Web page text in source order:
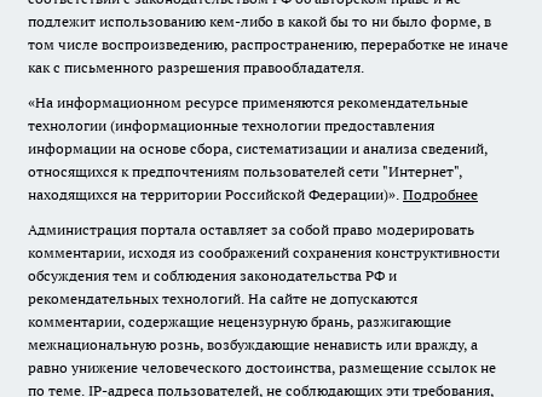
подлежит использованию кем-либо в какой бы то ни было форме, в
том числе воспроизведению, распространению, переработке не иначе
как с письменного разрешения правообладателя.
«На информационном ресурсе применяются рекомендательные
технологии (информационные технологии предоставления
информации на основе сбора, систематизации и анализа сведений,
относящихся к предпочтениям пользователей сети "Интернет",
находящихся на территории Российской Федерации)». Подробнее
Администрация портала оставляет за собой право модерировать
комментарии, исходя из соображений сохранения конструктивности
обсуждения тем и соблюдения законодательства РФ и
рекомендательных технологий. На сайте не допускаются
комментарии, содержащие нецензурную брань, разжигающие
межнациональную рознь, возбуждающие ненависть или вражду, а
равно унижение человеческого достоинства, размещение ссылок не
по теме. IP-адреса пользователей, не соблюдающих эти требования,